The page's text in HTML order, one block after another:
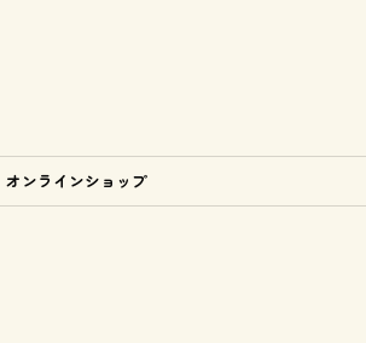
オンラインショップ